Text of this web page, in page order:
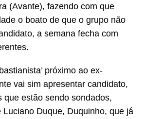
(Avante), fazendo com que
o boato de que o grupo não
a semana fecha com
próximo ao ex-
vai sim apresentar candidato,
que estão sendo sondados,
Luciano Duque, Duquinho, que já